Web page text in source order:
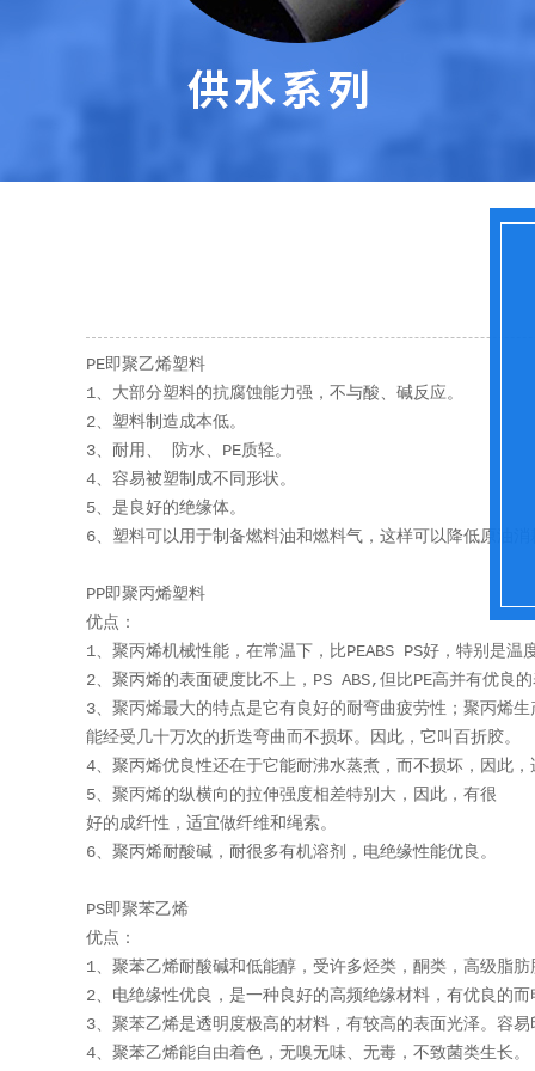
PE即聚乙烯塑料
1、大部分塑料的抗腐蚀能力强，不与酸、碱反应。
2、塑料制造成本低。
3、耐用、 防水、PE质轻。
4、容易被塑制成不同形状。
5、是良好的绝缘体。
6、塑料可以用于制备燃料油和燃料气，这样可以降低原油消
PP即聚丙烯塑料
优点：
1、聚丙烯机械性能，在常温下，比PEABS PS好，特别是
2、聚丙烯的表面硬度比不上，PS ABS,但比PE高并有优良
3、聚丙烯最大的特点是它有良好的耐弯曲疲劳性；聚丙烯
能经受几十万次的折迭弯曲而不损坏。因此，它叫百折胶。
4、聚丙烯优良性还在于它能耐沸水蒸煮，而不损坏，因此
5、聚丙烯的纵横向的拉伸强度相差特别大，因此，有很
好的成纤性，适宜做纤维和绳索。
6、聚丙烯耐酸碱，耐很多有机溶剂，电绝缘性能优良。
PS即聚苯乙烯
优点：
1、聚苯乙烯耐酸碱和低能醇，受许多烃类，酮类，高级脂
2、电绝缘性优良，是一种良好的高频绝缘材料，有优良的而
3、聚苯乙烯是透明度极高的材料，有较高的表面光泽。容易
4、聚苯乙烯能自由着色，无嗅无味、无毒，不致菌类生长。